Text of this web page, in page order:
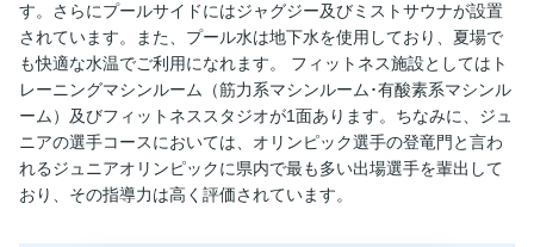
す。さらにプールサイドにはジャグジー及びミストサウナが設置
されています。また、プール水は地下水を使用しており、夏場で
も快適な水温でご利用になれます。 フィットネス施設としてはト
レーニングマシンルーム（筋力系マシンルーム･有酸素系マシンル
ーム）及びフィットネススタジオが1面あります。ちなみに、ジュ
ニアの選手コースにおいては、オリンピック選手の登竜門と言わ
れるジュニアオリンピックに県内で最も多い出場選手を輩出して
おり、その指導力は高く評価されています。